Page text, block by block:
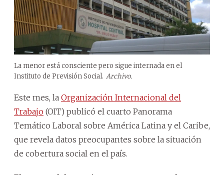
La menor está consciente pero sigue internada en el
Instituto de Previsión Social. Archivo.
Este mes, la Organización Internacional del
Trabajo (OIT) publicó el cuarto Panorama
Temático Laboral sobre América Latina y el Caribe,
que revela datos preocupantes sobre la situación
de cobertura social en el país.